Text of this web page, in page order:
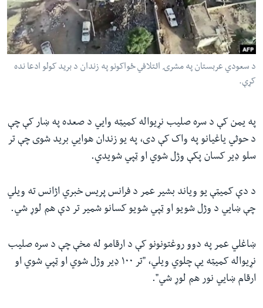
شئ
لټون
ځای
لاړ
له مونږ سره په تماس کې پاتې شئ
ژبې
د سعودي عربستان په مشرۍ ائتلافي ځواکونو په زندان د برید کولو ادعا نده
کړې.
په یمن کې د سره صلیب نړیواله کمیټه وایي د صعده په ښار کې چې
د حوثي یاغیانو په واک کې دی، په یو زندان هوایي برید شوی چې تر
سلو ډیر کسان پکې وژل شوي او ټپي شویدي.
د دې کمیټې یو ویاند بشیر عمر د فرانس پریس خبري اژانس ته ویلي
چې ښایي د وژل شویو او ټپي شویو کسانو شمیر تر دې هم لوړ شي.
ښاغلي عمر په دوو روغتونونو کې د ارقامو له مخې چې د سره صلیب
نړیواله کمیټه یې چلوي ویلي، "تر ۱۰۰ ډیر وژل شوي او ټپي شوي او
ارقام ښایي نور هم لوړ شي".